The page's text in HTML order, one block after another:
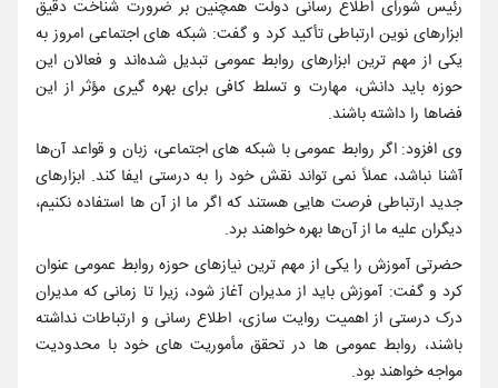
رئیس شورای اطلاع‌ رسانی دولت همچنین بر ضرورت شناخت دقیق
ابزارهای نوین ارتباطی تأکید کرد و گفت: شبکه‌ های اجتماعی امروز به
یکی از مهم‌ ترین ابزارهای روابط عمومی تبدیل شده‌اند و فعالان این
حوزه باید دانش، مهارت و تسلط کافی برای بهره‌ گیری مؤثر از این
فضاها را داشته باشند.
وی افزود: اگر روابط عمومی با شبکه‌ های اجتماعی، زبان و قواعد آن‌ها
آشنا نباشد، عملاً نمی‌ تواند نقش خود را به درستی ایفا کند. ابزارهای
جدید ارتباطی فرصت‌ هایی هستند که اگر ما از آن‌ ها استفاده نکنیم،
دیگران علیه ما از آن‌ها بهره خواهند برد.
حضرتی آموزش را یکی از مهم‌ ترین نیازهای حوزه روابط عمومی عنوان
کرد و گفت: آموزش باید از مدیران آغاز شود، زیرا تا زمانی که مدیران
درک درستی از اهمیت روایت‌ سازی، اطلاع‌ رسانی و ارتباطات نداشته
باشند، روابط عمومی‌ ها در تحقق مأموریت‌ های خود با محدودیت
مواجه خواهند بود.